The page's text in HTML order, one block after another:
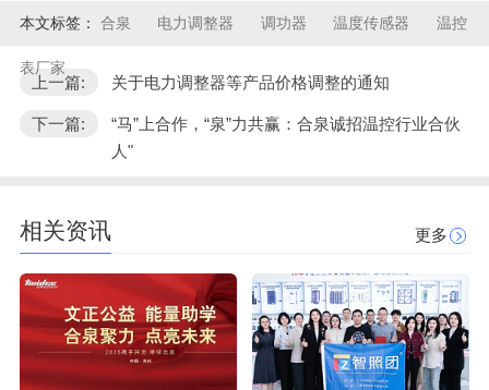
本文标签： 合泉 电力调整器 调功器 温度传感器 温控
表厂家
上一篇: 关于电力调整器等产品价格调整的通知
下一篇:
“马”上合作，“泉”力共赢：合泉诚招温控行业合伙
人"
相关资讯 更多